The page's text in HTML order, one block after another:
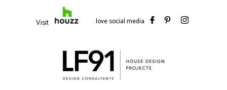
Visit love social media